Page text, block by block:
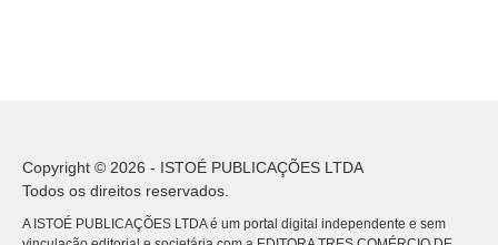
Copyright © 2026 - ISTOÉ PUBLICAÇÕES LTDA
Todos os direitos reservados.
A ISTOÉ PUBLICAÇÕES LTDA é um portal digital independente e sem